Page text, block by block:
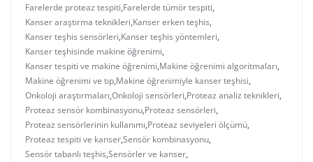
Farelerde proteaz tespiti,Farelerde tümör tespiti,
Kanser araştırma teknikleri,Kanser erken teşhis,
Kanser teşhis sensörleri,Kanser teşhis yöntemleri,
Kanser teşhisinde makine öğrenimi,
Kanser tespiti ve makine öğrenimi,Makine öğrenimi algoritmaları,
Makine öğrenimi ve tıp,Makine öğrenimiyle kanser teşhisi,
Onkoloji araştırmaları,Onkoloji sensörleri,Proteaz analiz teknikleri,
Proteaz sensör kombinasyonu,Proteaz sensörleri,
Proteaz sensörlerinin kullanımı,Proteaz seviyeleri ölçümü,
Proteaz tespiti ve kanser,Sensör kombinasyonu,
Sensör tabanlı teşhis,Sensörler ve kanser,